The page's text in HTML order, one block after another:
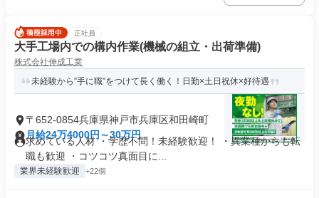
正社員
大手工場内での構内作業(機械の組立・出荷準備)
株式会社伸成工業
未経験から”手に職”をつけて長く働く！日勤×土日祝休×好待遇
〒652-0854兵庫県神戸市兵庫区和田崎町
月給24万4000円～30万円
求めている人材 ・学歴不問！未経験歓迎！ ・異業種からも転
職も歓迎 ・コツコツ真面目に...
業界未経験歓迎 +22個